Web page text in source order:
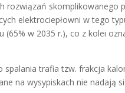
rozwiązań skomplikowanego
elektrociepłowni w tego
w 2035 r.), co z kolei
spalania trafia tzw. frakcja
na wysypiskach nie nadają